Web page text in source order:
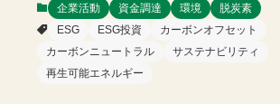
企業活動 資金調達 環境
脱炭素
ESG
ESG投資
カーボンオフセット
カーボンニュートラル
サステナビリティ
再生可能エネルギー